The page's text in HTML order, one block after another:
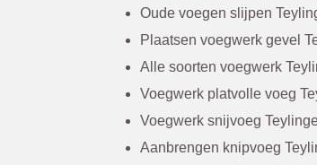
Oude voegen slijpen
Plaatsen voegwerk gevel
Alle soorten voegwerk
Voegwerk platvolle voeg
Voegwerk snijvoeg
Aanbrengen knipvoeg